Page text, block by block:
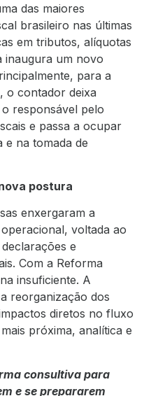
das maiores
brasileiro nas últimas
em tributos, alíquotas
inaugura um novo
para a
o contador deixa
responsável pelo
e passa a ocupar
e na tomada de
postura
enxergaram a
voltada ao
e
Com a Reforma
insuficiente. A
reorganização dos
diretos no fluxo
próxima, analítica e
consultiva para
e se prepararem